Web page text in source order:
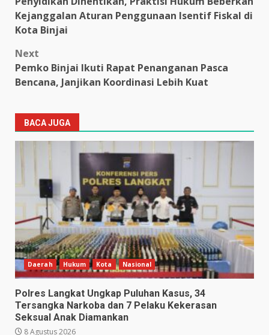
navigation
Kejanggalan Aturan Penggunaan Isentif Fiskal di
Kota Binjai
Next
Pemko Binjai Ikuti Rapat Penanganan Pasca
Bencana, Janjikan Koordinasi Lebih Kuat
BACA JUGA
Daerah Hukum Kota Nasional
Polres Langkat Ungkap Puluhan Kasus, 34
Tersangka Narkoba dan 7 Pelaku Kekerasan
Seksual Anak Diamankan
8 Agustus 2026